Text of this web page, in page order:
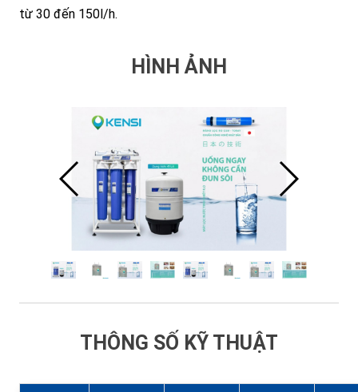
từ 30 đến 150l/h.
HÌNH ẢNH
THÔNG SỐ KỸ THUẬT